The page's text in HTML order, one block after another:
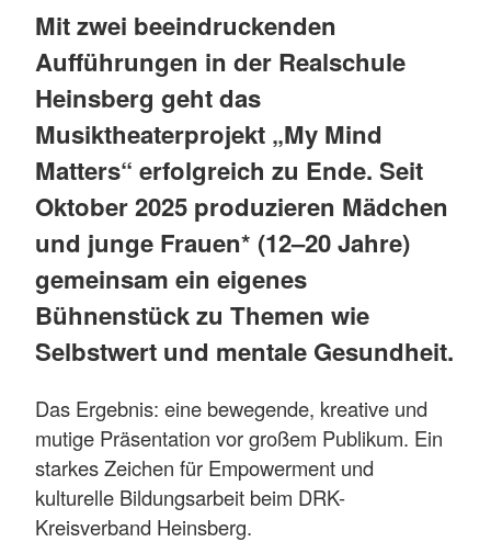
Mit zwei beeindruckenden
Aufführungen in der Realschule
Heinsberg geht das
Musiktheaterprojekt „My Mind
Matters“ erfolgreich zu Ende. Seit
Oktober 2025 produzieren Mädchen
und junge Frauen* (12–20 Jahre)
gemeinsam ein eigenes
Bühnenstück zu Themen wie
Selbstwert und mentale Gesundheit.
Das Ergebnis: eine bewegende, kreative und
mutige Präsentation vor großem Publikum. Ein
starkes Zeichen für Empowerment und
kulturelle Bildungsarbeit beim DRK-
Kreisverband Heinsberg.